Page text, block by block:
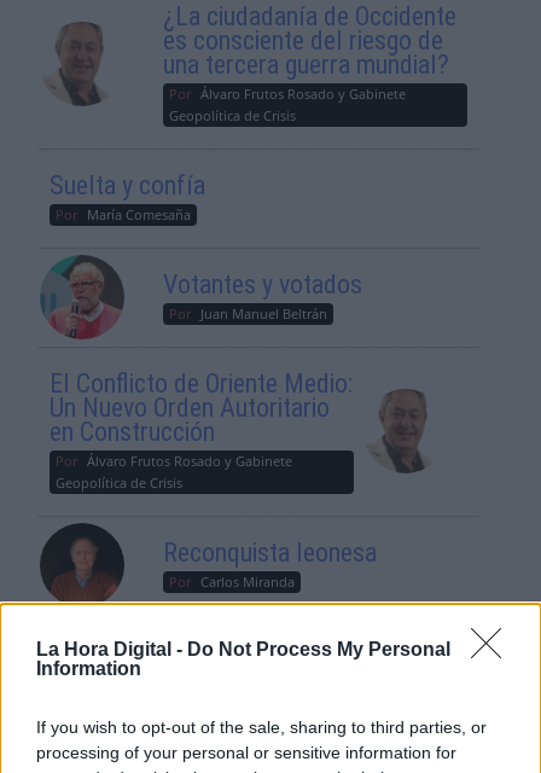
La Hora Digital - Do Not Process My Personal
Information
If you wish to opt-out of the sale, sharing to third parties, or
processing of your personal or sensitive information for
¿La ciudadanía de Occidente
es consciente del riesgo de
una tercera guerra mundial?
Por Álvaro Frutos Rosado y Gabinete
Geopolítica de Crisis
Suelta y confía
Por María Comesaña
Votantes y votados
Por Juan Manuel Beltrán
El Conflicto de Oriente Medio:
Un Nuevo Orden Autoritario
en Construcción
Por Álvaro Frutos Rosado y Gabinete
Geopolítica de Crisis
Reconquista leonesa
Por Carlos Miranda
Clara Campoamor: Mi sueño,
mi pesadilla